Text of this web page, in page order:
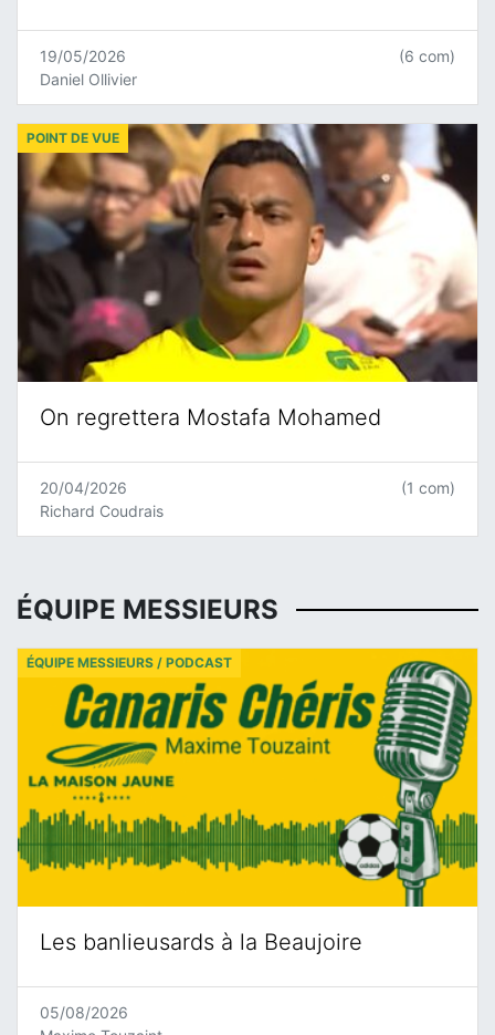
19/05/2026
Daniel Ollivier
(6 com)
On regrettera Mostafa Mohamed
POINT DE VUE
20/04/2026
Richard Coudrais
(1 com)
ÉQUIPE MESSIEURS
Les banlieusards à la Beaujoire
ÉQUIPE MESSIEURS / PODCAST
05/08/2026